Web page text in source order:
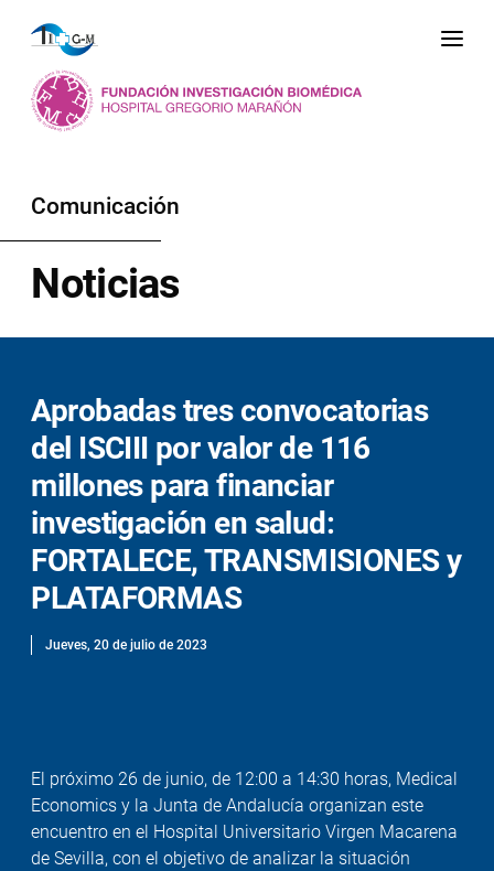
Comunicación
Noticias
Aprobadas tres convocatorias
del ISCIII por valor de 116
millones para financiar
investigación en salud:
FORTALECE, TRANSMISIONES y
PLATAFORMAS
Jueves, 20 de julio de 2023
El próximo 26 de junio, de 12:00 a 14:30 horas, Medical
Economics y la Junta de Andalucía organizan este
encuentro en el Hospital Universitario Virgen Macarena
de Sevilla, con el objetivo de analizar la situación